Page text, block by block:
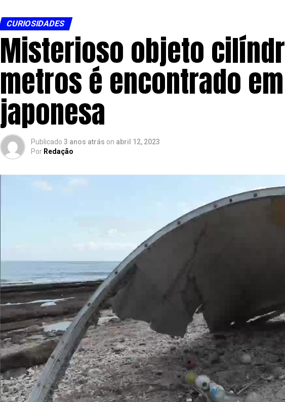
CURIOSIDADES
Misterioso objeto
metros é encontrado
japonesa
Publicado 3 anos atrás on abril 12, 2023
Por Redação